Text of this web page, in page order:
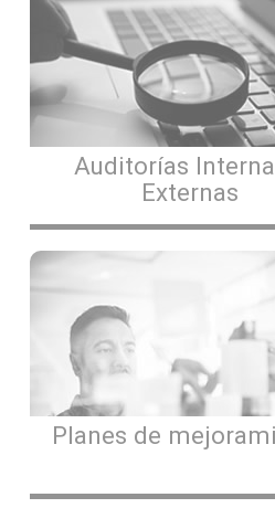
Auditorías
Externas
Planes de